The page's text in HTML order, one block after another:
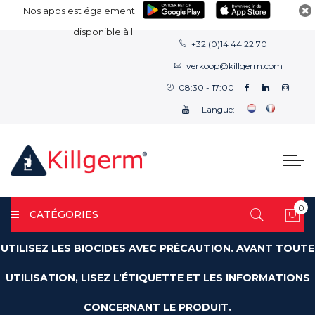
Nos apps est également
disponible à l'
+32 (0)14 44 22 70
verkoop@killgerm.com
08:30 - 17:00
Langue:
CATÉGORIES
0
UTILISEZ LES BIOCIDES AVEC PRÉCAUTION. AVANT TOUTE
UTILISATION, LISEZ L’ÉTIQUETTE ET LES INFORMATIONS
CONCERNANT LE PRODUIT.